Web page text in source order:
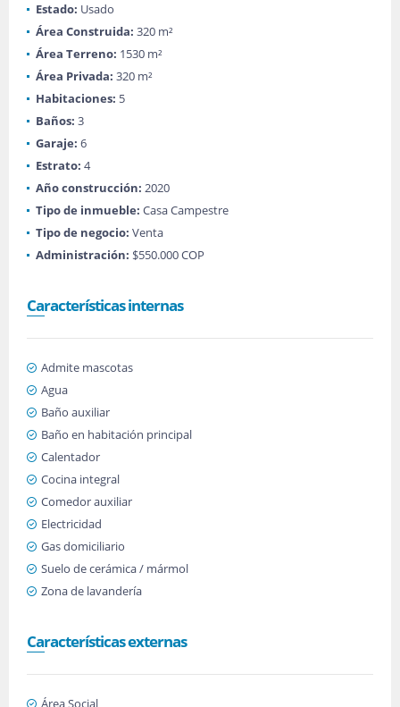
Estado: Usado
Área Construida: 320 m²
Área Terreno: 1530 m²
Área Privada: 320 m²
Habitaciones: 5
Baños: 3
Garaje: 6
Estrato: 4
Año construcción: 2020
Tipo de inmueble: Casa Campestre
Tipo de negocio: Venta
Administración: $550.000 COP
Características internas
Admite mascotas
Agua
Baño auxiliar
Baño en habitación principal
Calentador
Cocina integral
Comedor auxiliar
Electricidad
Gas domiciliario
Suelo de cerámica / mármol
Zona de lavandería
Características externas
Área Social